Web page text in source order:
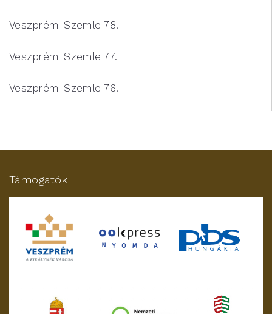
Veszprémi Szemle 78.
Veszprémi Szemle 77.
Veszprémi Szemle 76.
Támogatók